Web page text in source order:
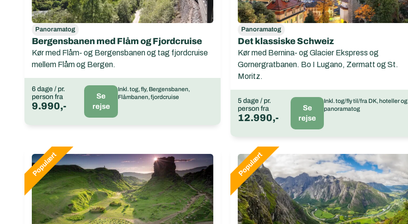
Panoramatog
Bergensbanen med Flåm og Fjordcruise
Kør med Flåm- og Bergensbanen og tag fjordcruise
mellem Flåm og Bergen.
6 dage / pr.
person fra
9.990,-
Se
rejse
Inkl. tog, fly, Bergensbanen,
Flåmbanen, fjordcruise
Panoramatog
Det klassiske Schweiz
Kør med Bernina- og Glacier Ekspress og
Gornergratbanen. Bo I Lugano, Zermatt og St.
Moritz.
5 dage / pr.
person fra
12.990,-
Se
rejse
Inkl. tog/fly til/fra DK, hoteller og
panoramatog